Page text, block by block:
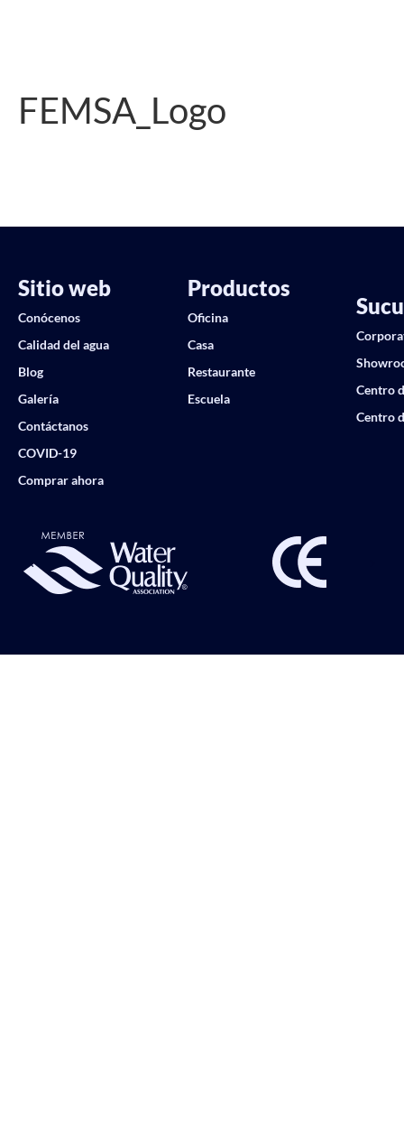
FEMSA_Logo
Sitio web
Conócenos
Calidad del agua
Blog
Galería
Contáctanos
COVID-19
Comprar ahora
Productos
Oficina
Casa
Restaurante
Escuela
Centro
Centro